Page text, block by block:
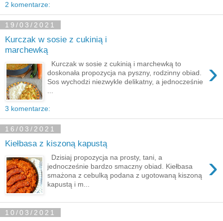
2 komentarze:
19/03/2021
Kurczak w sosie z cukinią i
marchewką
›
Kurczak w sosie z cukinią i marchewką to
doskonała propozycja na pyszny, rodzinny obiad.
Sos wychodzi niezwykle delikatny, a jednocześnie
...
3 komentarze:
16/03/2021
Kiełbasa z kiszoną kapustą
›
Dzisiaj propozycja na prosty, tani, a
jednocześnie bardzo smaczny obiad. Kiełbasa
smażona z cebulką podana z ugotowaną kiszoną
kapustą i m...
10/03/2021